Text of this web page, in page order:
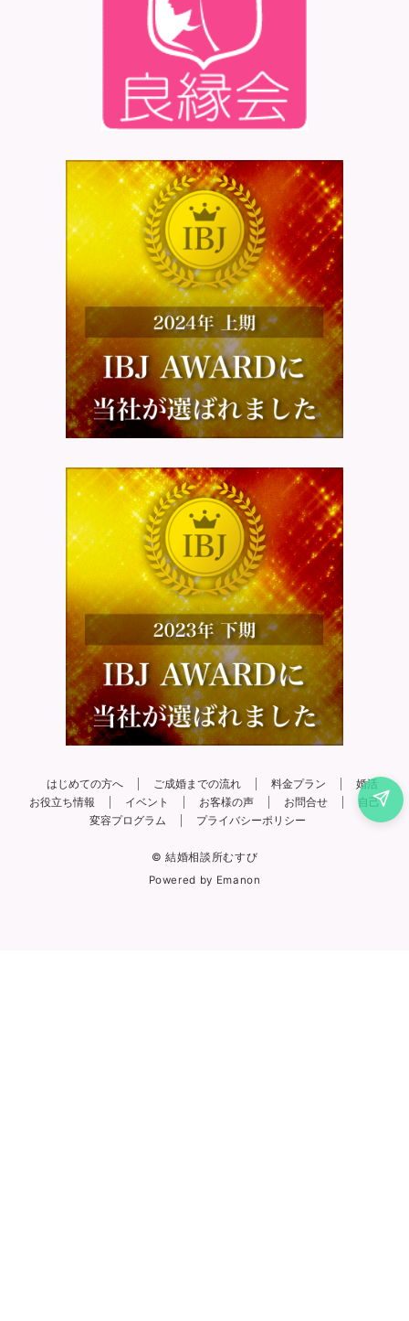
はじめての方へ ご成婚までの流れ 料金プラン
婚活
お役立ち情報
イベント お客様の声 お問合せ
自己
変容プログラム
プライバシーポリシー
© 結婚相談所むすび
Powered by Emanon